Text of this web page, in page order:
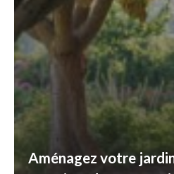
Aménagez votre